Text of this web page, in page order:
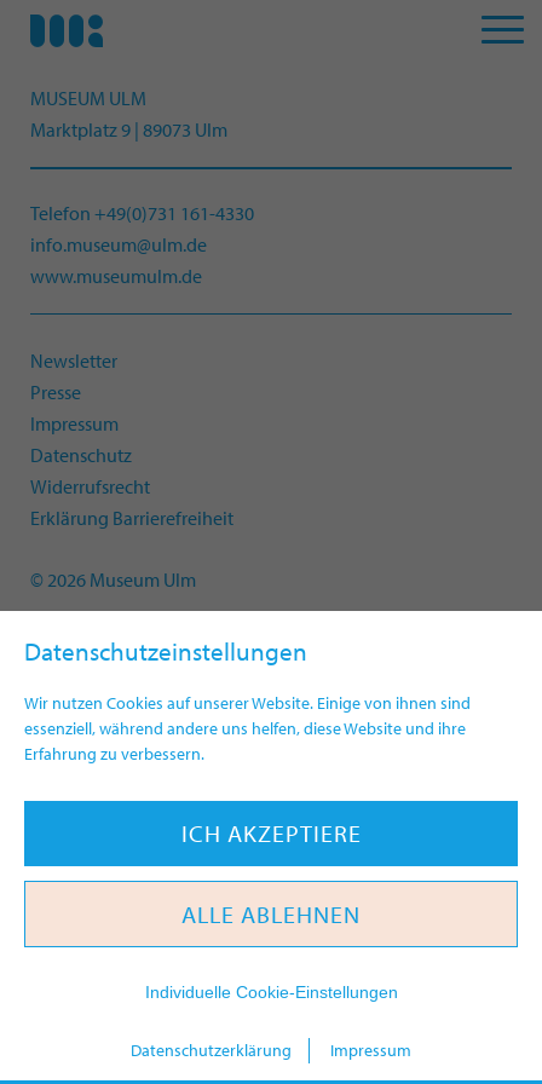
Datenschutzeinstellungen
Wir nutzen Cookies auf unserer Website. Einige von ihnen sind
essenziell, während andere uns helfen, diese Website und ihre
Erfahrung zu verbessern.
ICH AKZEPTIERE
ALLE ABLEHNEN
Individuelle Cookie-Einstellungen
Datenschutzerklärung Impressum
MUSEUM ULM
Marktplatz 9 | 89073 Ulm
Telefon +49(0)731 161-4330
info.museum@ulm.de
www.museumulm.de
Newsletter
Presse
Impressum
Datenschutz
Widerrufsrecht
Erklärung Barrierefreiheit
© 2026 Museum Ulm